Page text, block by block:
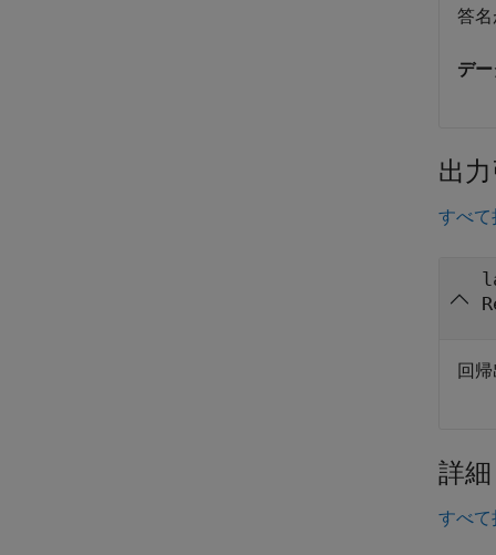
答
デ
出
すべて
回帰
詳細
すべて